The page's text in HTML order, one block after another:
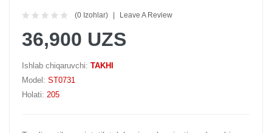
(0 Izohlar) Leave A Review
36,900 UZS
Ishlab chiqaruvchi: TAKHI
Model: ST0731
Holati: 205